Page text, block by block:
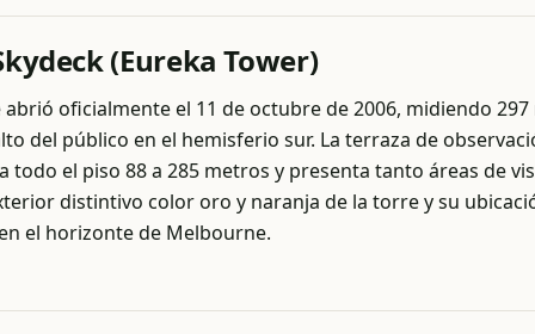
(Eureka Tower)
oficialmente el 11 de octubre de 2006, midiendo
del público en el hemisferio sur. La terraza de
todo el piso 88 a 285 metros y presenta tanto áreas de
distintivo color oro y naranja de la torre y su
el horizonte de Melbourne.